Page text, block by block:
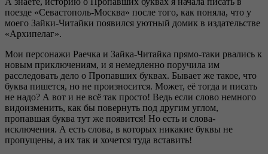
поезде «Севастополь-Москва» после того, как поняла, что у
моего Зайки-Читайки появился уютный домик в издательстве
«Архипелаг».
Мои персонажи Раечка и Зайка-Читайка прямо-таки рвались к
новым приключениям, и я немедленно поручила им
расследовать дело о Пропавших буквах. Бывает же такое, что
буква пишется, но не произносится. Может, её тогда и писать
не надо? А вот и не всё так просто! Ведь если слово немного
видоизменить, как бы повернуть под другим углом,
пропавшая буква тут же появится! Но есть и слова-
исключения. А есть слова, в которых никакие буквы не
пропущены, а их так и хочется туда вставить!